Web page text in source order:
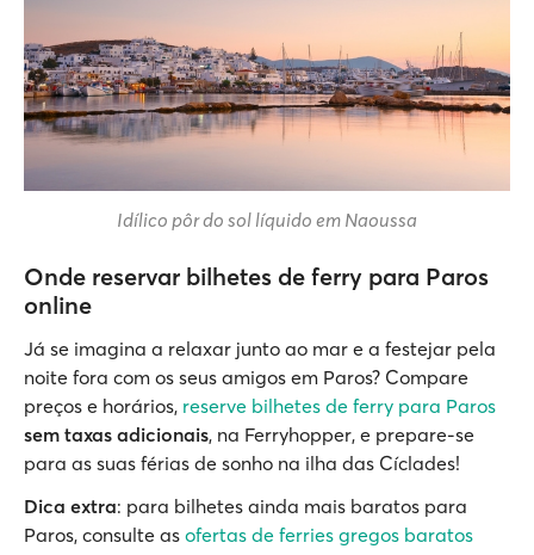
Idílico pôr do sol líquido em Naoussa
Onde reservar bilhetes de ferry para Paros
online
Já se imagina a relaxar junto ao mar e a festejar pela
noite fora com os seus amigos em Paros? Compare
preços e horários, reserve bilhetes de ferry para Paros
sem taxas adicionais, na Ferryhopper, e prepare-se
para as suas férias de sonho na ilha das Cíclades!
Dica extra: para bilhetes ainda mais baratos para
Paros, consulte as ofertas de ferries gregos baratos